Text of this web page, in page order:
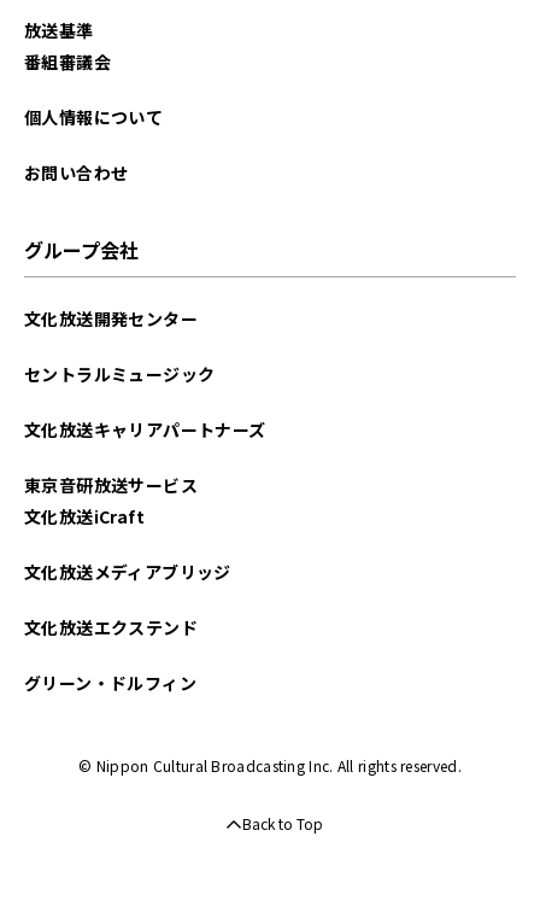
放送基準
番組審議会
個人情報について
お問い合わせ
グループ会社
文化放送開発センター
セントラルミュージック
文化放送キャリアパートナーズ
東京音研放送サービス
文化放送iCraft
文化放送メディアブリッジ
文化放送エクステンド
グリーン・ドルフィン
© Nippon Cultural Broadcasting Inc. All rights reserved.
Back to Top